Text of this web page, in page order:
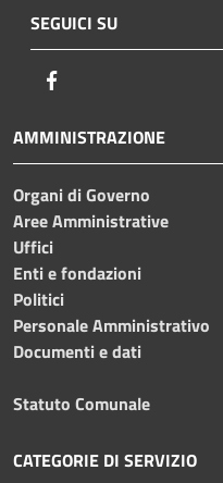
SEGUICI SU
AMMINISTRAZIONE
Organi di Governo
Aree Amministrative
Uffici
Enti e fondazioni
Politici
Personale Amministrativo
Documenti e dati
Statuto Comunale
CATEGORIE DI SERVIZIO